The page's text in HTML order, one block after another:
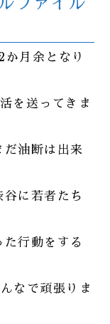
月余となり
を送ってきま
油断は出来
に若者たち
行動をする
なで頑張りま